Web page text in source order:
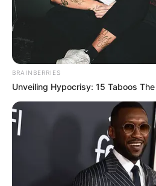
Erase Joint Agony In 7 Days
BRAINBERRIES
Unveiling Hypocrisy: 15 Taboos